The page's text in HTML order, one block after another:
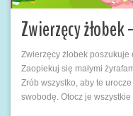
Zwierzęcy
Zwierzęcy żłobek
Zaopiekuj się małymi
Zrób wszystko, aby te
swobodę. Otocz je